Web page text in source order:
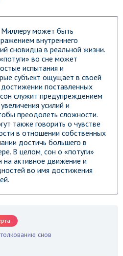
Миллеру может быть
внутреннего
сновидца в реальной жизни.
во сне может
испытания и
субъект ощущает в своей
поставленных
служит предупреждением
усилий и
преодолеть сложности.
также говорить о чувстве
в отношении собственных
достичь большего в
В целом, сон о «потуги»
на активное движение и
во имя достижения
снов